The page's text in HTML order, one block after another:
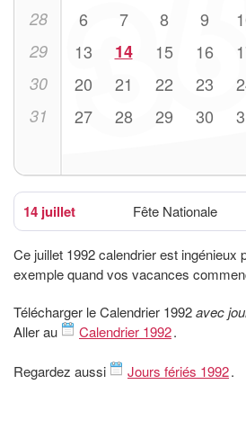
28 6 7 8 9
29 13 14 15 16
30 20 21 22 23
31 27 28 29 30
14 juillet Fête Nationale
Ce juillet 1992 calendrier est ingénieux
exemple quand vos vacances
Télécharger le Calendrier 1992avec
Aller au
Calendrier 1992.
Regardez aussi Jours fériés 1992.